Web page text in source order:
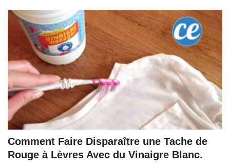
Comment Faire Disparaître une Tache de
Rouge à Lèvres Avec du Vinaigre Blanc.